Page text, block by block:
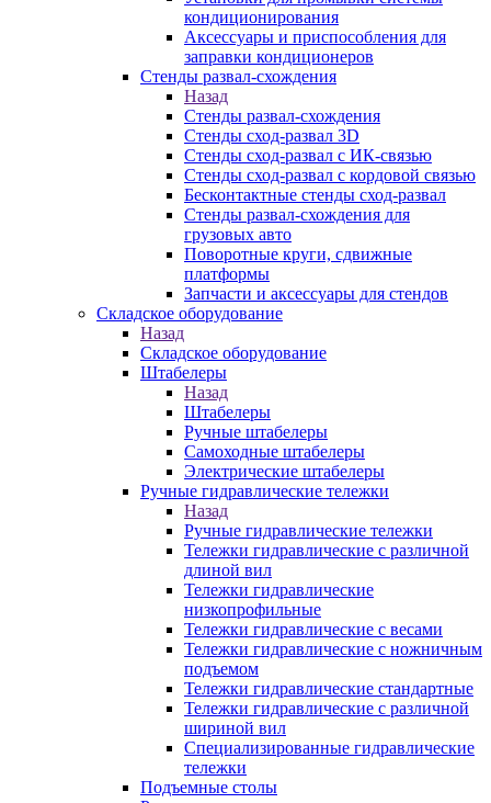
кондиционирования
Аксессуары и приспособления для
заправки кондиционеров
Стенды развал-схождения
Назад
Стенды развал-схождения
Стенды сход-развал 3D
Стенды сход-развал с ИК-связью
Стенды сход-развал с кордовой связью
Бесконтактные стенды сход-развал
Стенды развал-схождения для
грузовых авто
Поворотные круги, сдвижные
платформы
Запчасти и аксессуары для стендов
Складское оборудование
Назад
Складское оборудование
Штабелеры
Назад
Штабелеры
Ручные штабелеры
Самоходные штабелеры
Электрические штабелеры
Ручные гидравлические тележки
Назад
Ручные гидравлические тележки
Тележки гидравлические с различной
длиной вил
Тележки гидравлические
низкопрофильные
Тележки гидравлические с весами
Тележки гидравлические с ножничным
подъемом
Тележки гидравлические стандартные
Тележки гидравлические с различной
шириной вил
Специализированные гидравлические
тележки
Подъемные столы